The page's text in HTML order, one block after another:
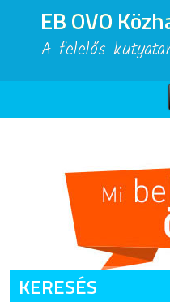
EB OVO
A felelős
KERESÉS